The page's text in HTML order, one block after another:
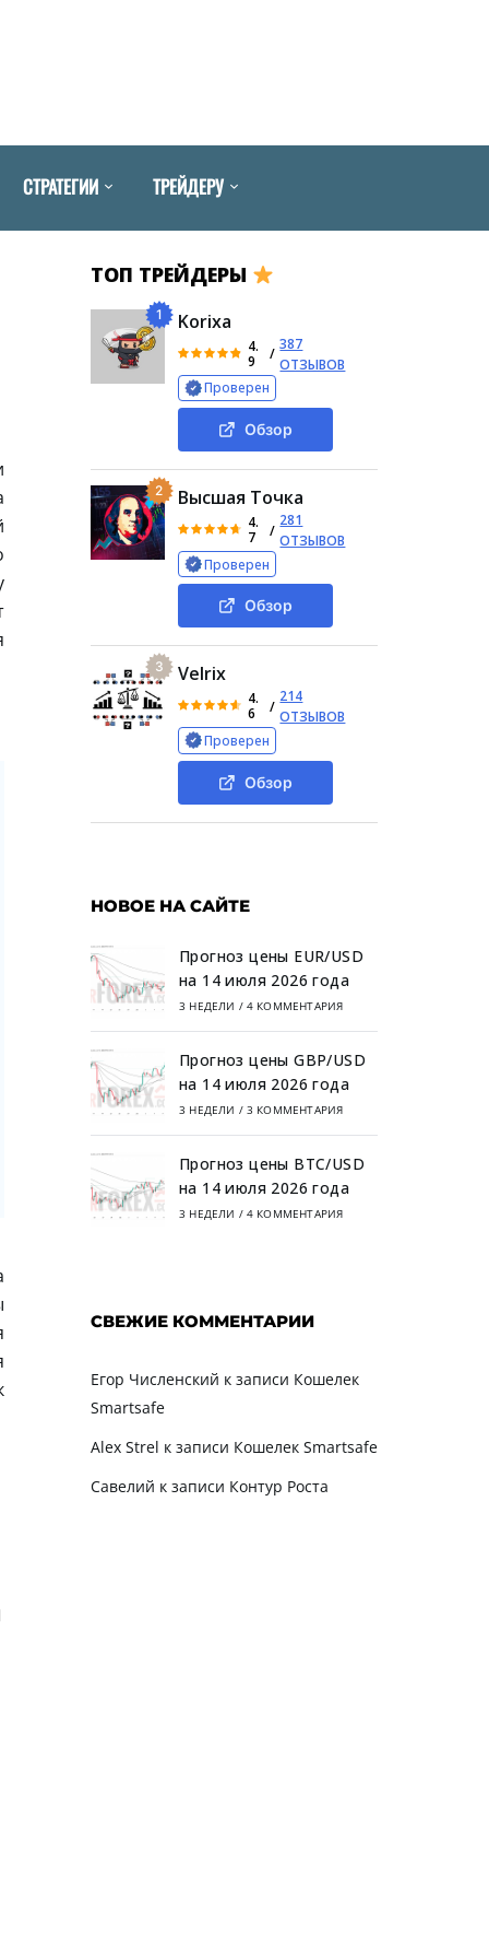
СТРАТЕГИИ ТРЕЙДЕРУ
ТОП ТРЕЙДЕРЫ
1 Korixa
4.
9
/
387
ОТЗЫВОВ
Проверен
Обзор
2 Высшая Точка
4.
7
/
281
ОТЗЫВОВ
Проверен
Обзор
3 Velrix
4.
6
/
214
ОТЗЫВОВ
Проверен
Обзор
НОВОЕ НА САЙТЕ
Прогноз цены EUR/USD
на 14 июля 2026 года
3 НЕДЕЛИ / 4 КОММЕНТАРИЯ
Прогноз цены GBP/USD
на 14 июля 2026 года
3 НЕДЕЛИ / 3 КОММЕНТАРИЯ
Прогноз цены BTC/USD
на 14 июля 2026 года
3 НЕДЕЛИ / 4 КОММЕНТАРИЯ
СВЕЖИЕ КОММЕНТАРИИ
Егор Численский к записи Кошелек
Smartsafe
Alex Strel к записи Кошелек Smartsafe
Савелий к записи Контур Роста